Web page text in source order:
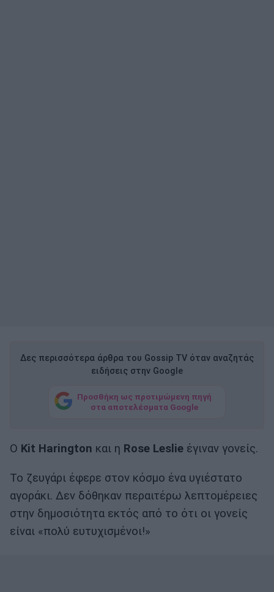
Δες περισσότερα άρθρα του Gossip TV όταν αναζητάς
ειδήσεις στην Google
Προσθήκη ως προτιμώμενη πηγή
στα αποτελέσματα Google
O Kit Harington και η Rose Leslie έγιναν γονείς.
Το ζευγάρι έφερε στον κόσμο ένα υγιέστατο
αγοράκι. Δεν δόθηκαν περαιτέρω λεπτομέρειες
στην δημοσιότητα εκτός από το ότι οι γονείς
είναι «πολύ ευτυχισμένοι!»